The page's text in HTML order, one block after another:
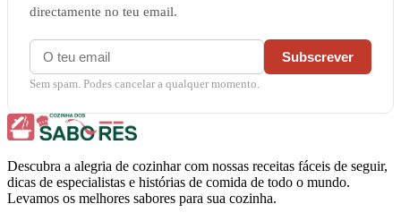
directamente no teu email.
Subscrever
Sem spam. Podes cancelar a qualquer momento.
Descubra a alegria de cozinhar com nossas receitas fáceis de seguir,
dicas de especialistas e histórias de comida de todo o mundo.
Levamos os melhores sabores para sua cozinha.